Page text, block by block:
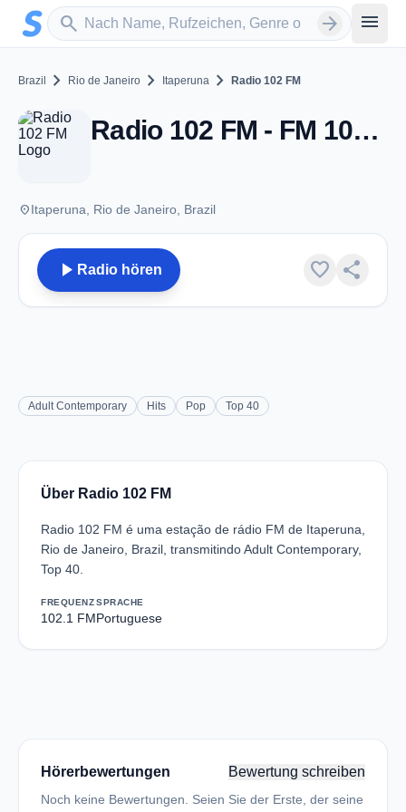
Zum Hauptinhalt springen
search
Sender suchen arrow_forward menu
Brazil chevron_right Rio de Janeiro chevron_right Itaperuna chevron_right Radio 102 FM
Radio 102 FM - FM 102.1 - Itaperuna
placeItaperuna, Rio de Janeiro, Brazil
play_arrow Radio hören favorite share
Adult Contemporary Hits Pop Top 40
Über Radio 102 FM
Radio 102 FM é uma estação de rádio FM de Itaperuna,
Rio de Janeiro, Brazil, transmitindo Adult Contemporary,
Top 40.
FREQUENZ
102.1 FM
SPRACHE
Portuguese
Hörerbewertungen Bewertung schreiben
Noch keine Bewertungen. Seien Sie der Erste, der seine